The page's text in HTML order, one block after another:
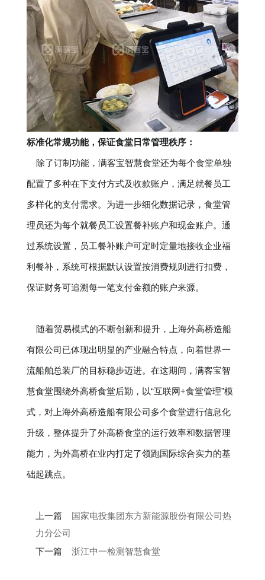
标准化常规功能，保证食堂日常管理秩序：
除了订制功能，满客宝智慧食堂还为每个食堂单独
配置了多种在下支付方式及收款账户，满足就餐员工
多样化的支付需求。为进一步细化数据记录，食堂管
理员还为每个就餐员工设置餐补账户和现金账户。通
过系统设置，员工餐补账户可定时定量地接收企业福
利餐补，系统可根据默认设置按消费规则进行扣费，
保证财务可追溯每一笔支付金额的账户来源。
随着贸易模式的不断创新和提升，上海外高桥造船
有限公司已体现出明显的产业融合特点，向着世界一
流船舶总装厂的目标稳步迈进。在这期间，满客宝智
慧食堂围绕外高桥食堂后勤，以“互联网+食堂管理”模
式，对上海外高桥造船有限公司多个食堂进行信息化
升级，整体提升了外高桥食堂的运行效率和数据管理
能力，为外高桥在业内打定了领跑国际综合实力的基
础起跳点。
上一篇
国家电投集团东方新能源股份有限公司热
力分公司
下一篇 浙江中一检测智慧食堂